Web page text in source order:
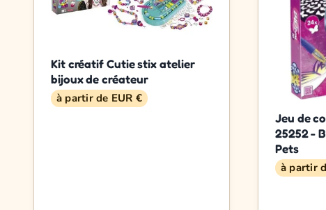
Kit créatif Cutie stix atelier
bijoux de créateur
à partir de EUR €
Jeu de
25252 -
Pets
à partir